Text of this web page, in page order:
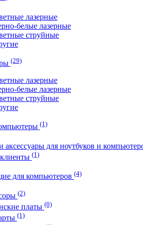
лазерные
белые лазерные
струйные
(29)
лазерные
белые лазерные
струйные
(1)
для ноутбуков и
(1)
для компьютеров (4)
(2)
платы (0)
(1)